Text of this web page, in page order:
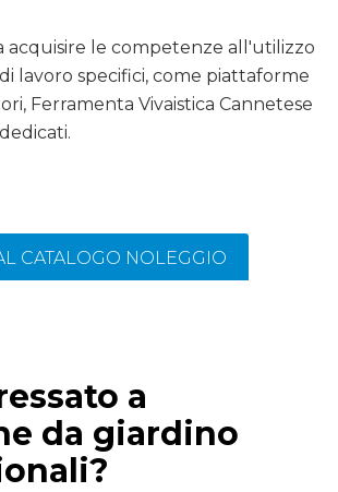
acquisire le competenze all'utilizzo
lavoro specifici, come piattaforme
Ferramenta Vivaistica Cannetese
CATALOGO NOLEGGIO
a
da giardino